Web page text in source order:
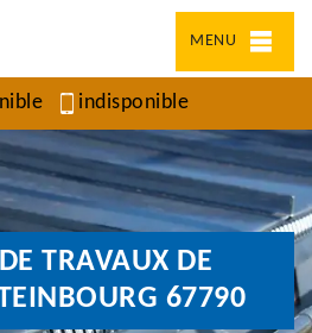
MENU
indisponible
TRAVAUX DE
67790